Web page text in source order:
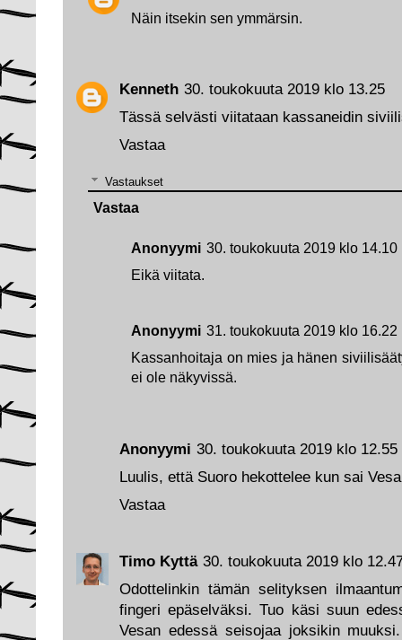
Timo Kyttä 30. toukokuuta 2019 klo
Odottelinkin tämän selityksen
fingeri epäselväksi. Tuo käsi suun
Vesan edessä seisojaa joksikin
Anonyymi 30. toukokuuta 2019 klo 12.55
Luulis, että Suoro hekottelee kun sai
Vastaa
Kenneth 30. toukokuuta 2019 klo 13.25
Tässä selvästi viitataan kassaneidin
Vastaa
Vastaukset
Anonyymi 30. toukokuuta 2019 klo 14.10
Eikä viitata.
Anonyymi 31. toukokuuta 2019 klo 16.22
Kassanhoitaja on mies ja hänen
ei ole näkyvissä.
Vastaa
Näin itsekin sen ymmärsin.